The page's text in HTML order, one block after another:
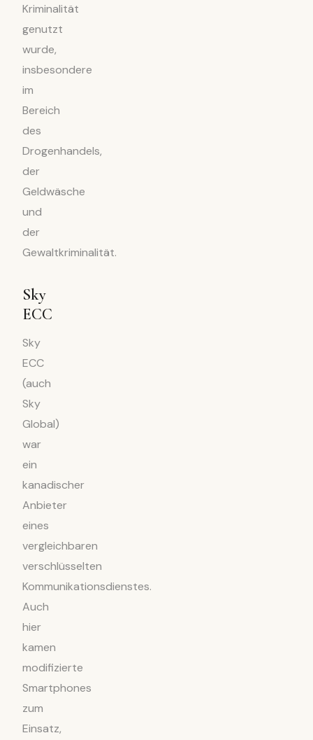
Kriminalität
genutzt
wurde,
insbesondere
im
Bereich
des
Drogenhandels,
der
Geldwäsche
und
der
Gewaltkriminalität.
Sky
ECC
Sky
ECC
(auch
Sky
Global)
war
ein
kanadischer
Anbieter
eines
vergleichbaren
verschlüsselten
Kommunikationsdienstes.
Auch
hier
kamen
modifizierte
Smartphones
zum
Einsatz,